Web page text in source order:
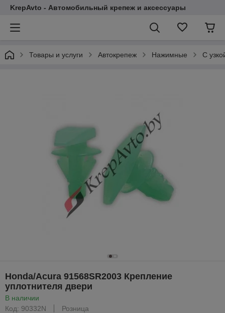
KrepAvto - Автомобильный крепеж и аксессуары
Товары и услуги Автокрепеж Нажимные С
Honda/Acura 91568SR2003 Крепление
уплотнителя двери
В наличии
Код: 90332N
Розница